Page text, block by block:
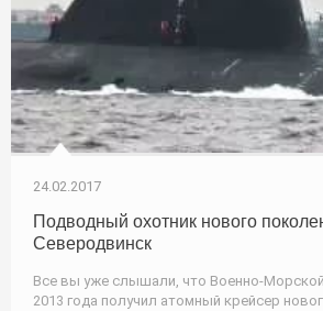
24.02.2017
Подводный охотник нового
Северодвинск
Все вы уже слышали, что Военно-
2013 года получил атомный крейсер